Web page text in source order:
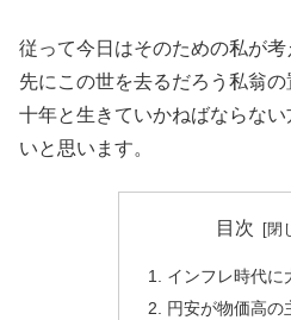
従って今日はそのための私が
先にこの世を去るだろう私翁
十年と生きていかねばならな
いと思います。
目次
インフレ時代に
円安が物価高の